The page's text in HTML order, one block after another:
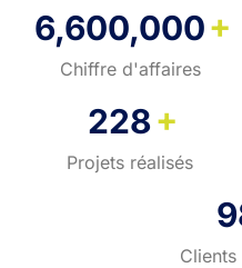
6,600,000+
Chiffre d'affaires
228+
Projets réalisés